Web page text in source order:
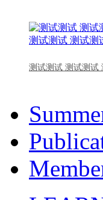
测试测试 测试测试